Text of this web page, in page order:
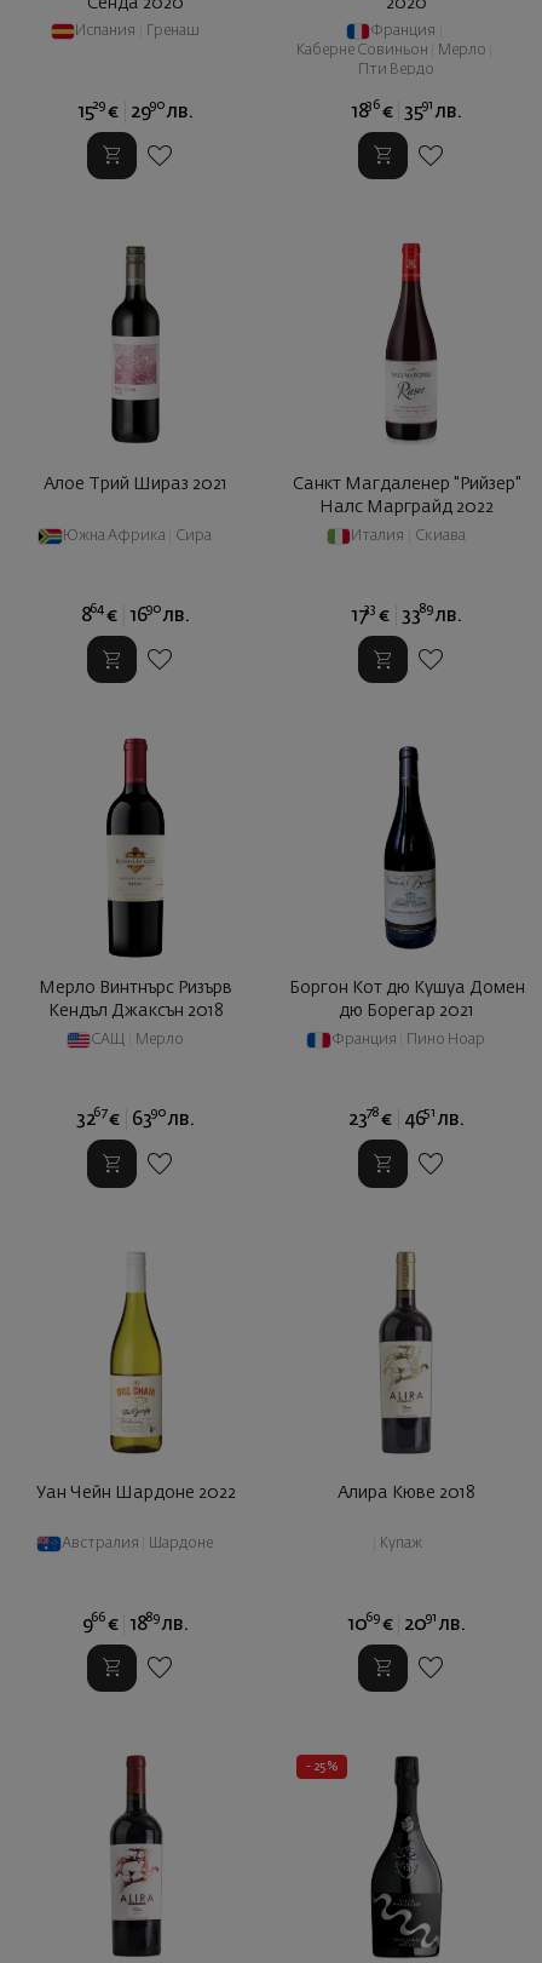
Сенда 2020
Испания Гренаш
1529 € 2990 лв.
2020
Франция
Каберне Совиньон
Мерло
Пти Вердо
1836 € 3591 лв.
Алое Трий Шираз 2021
Южна Африка Сира
864 € 1690 лв.
Санкт Магдаленер "Рийзер"
Налс Марграйд 2022
Италия Скиава
1733 € 3389 лв.
Мерло Винтнърс Ризърв
Кендъл Джаксън 2018
САЩ Мерло
3267 € 6390 лв.
Боргон Кот дю Кушуа Домен
дю Борегар 2021
Франция Пино Ноар
2378 € 4651 лв.
Уан Чейн Шардоне 2022
Австралия Шардоне
966 € 1889 лв.
Алира Кюве 2018
Купаж
1069 € 2091 лв.
- 25%